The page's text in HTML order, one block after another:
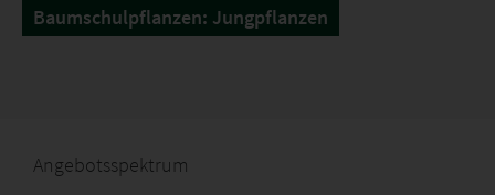
Baumschulpflanzen: Jungpflanzen
Angebotsspektrum